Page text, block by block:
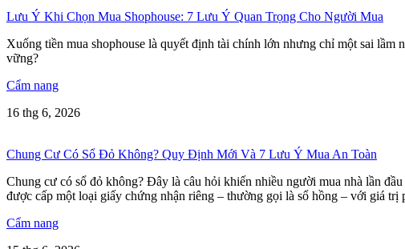
Lưu Ý Khi Chọn Mua Shophouse: 7 Lưu Ý Quan Trọng Cho Người Mua
Xuống tiền mua shophouse là quyết định tài chính lớn nhưng chỉ một sai
vững?
Cẩm nang
16 thg 6, 2026
Chung Cư Có Sổ Đỏ Không? Quy Định Mới Và 7 Lưu Ý Mua An Toàn
Chung cư có sổ đỏ không? Đây là câu hỏi khiến nhiều người mua nhà lần
được cấp một loại giấy chứng nhận riêng – thường gọi là sổ hồng – với giá trị
Cẩm nang